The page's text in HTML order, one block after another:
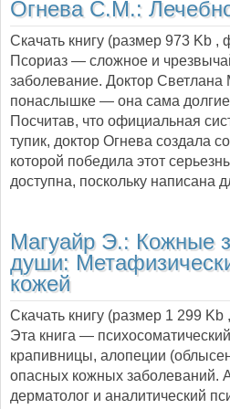
Огнева С.М.:
Скачать книгу (размер 973 Kb ,
Псориаз — сложное и
заболевание. Доктор
понаслышке — она сама
Посчитав, что официальная
тупик, доктор Огнева создала
которой победила этот
доступна, поскольку написана
Магуайр Э.: Кожные
души:
кожей
Скачать книгу (размер 1 299
Эта книга —
крапивницы, алопеции
опасных кожных заболеваний.
дерматолог и аналитический